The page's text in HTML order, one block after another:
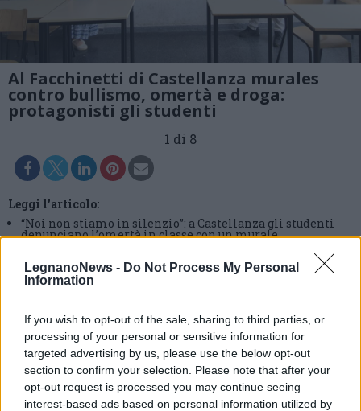
LegnanoNews - Do Not Process My Personal
Information
If you wish to opt-out of the sale, sharing to third parties, or
processing of your personal or sensitive information for
targeted advertising by us, please use the below opt-out
section to confirm your selection. Please note that after your
opt-out request is processed you may continue seeing
interest-based ads based on personal information utilized by
Al Facchinetti di Castellanza murales
contro bullismo, omertà e droga:
protagonisti gli studenti
1 di 8
Leggi l'articolo:
“Noi non stiamo in silenzio”: a Castellanza gli studenti
denunciano l’omertà in classe con un murale